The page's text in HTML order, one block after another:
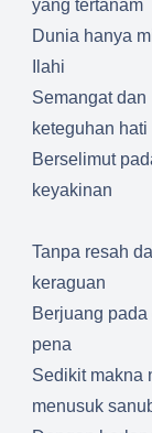
yang tertanam
Dunia hanya
Ilahi
Semangat dan
keteguhan hati
Berselimut
keyakinan
Tanpa resah
keraguan
Berjuang pada
pena
Sedikit makna
menusuk